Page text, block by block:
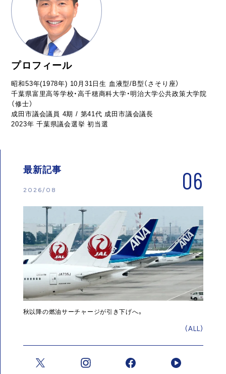
プロフィール
昭和53年(1978年) 10月31日生 血液型/B型（さそり座）
千葉県富里高等学校・高千穂商科大学・明治大学公共政策大学院
（修士）
成田市議会議員 4期 / 第41代 成田市議会議長
2023年 千葉県議会選挙 初当選
最新記事
2026/08 06
秋以降の燃油サーチャージが引き下げへ。
(ALL)